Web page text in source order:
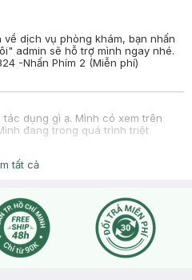
dịch vụ phòng khám, bạn nhấn
admin sẽ hỗ trợ mình ngay nhé.
-Nhấn Phím 2 (Miễn phí)
dụng gì ạ. Mình có xem trên
đang trong quá trình triệt
admin sẽ hỗ trợ mình ngay nhé.
-Nhấn Phím 2 (Miễn phí)
tất cả